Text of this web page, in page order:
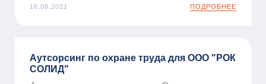
16.08.2021 ПОДРОБНЕЕ
Аутсорсинг по охране труда для ООО "РОК
СОЛИД"